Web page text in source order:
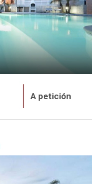
A petición